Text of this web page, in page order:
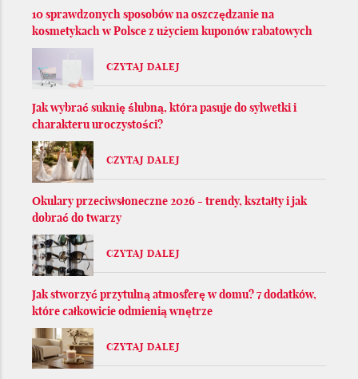
10 sprawdzonych sposobów na oszczędzanie na
kosmetykach w Polsce z użyciem kuponów rabatowych
CZYTAJ DALEJ
Jak wybrać suknię ślubną, która pasuje do sylwetki i
charakteru uroczystości?
CZYTAJ DALEJ
Okulary przeciwsłoneczne 2026 - trendy, kształty i jak
dobrać do twarzy
CZYTAJ DALEJ
Jak stworzyć przytulną atmosferę w domu? 7 dodatków,
które całkowicie odmienią wnętrze
CZYTAJ DALEJ